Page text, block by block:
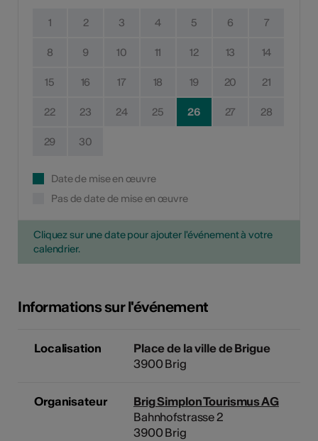
1 2 3 4 5 6 7
8 9 10 11 12 13 14
15 16 17 18 19 20 21
22 23 24 25 26 27 28
29 30
Date de mise en œuvre
Pas de date de mise en œuvre
Cliquez sur une date pour ajouter l'événement à votre
calendrier.
Informations sur l'événement
Localisation
Place de la ville de Brigue
3900 Brig
Organisateur
Brig Simplon Tourismus AG
Bahnhofstrasse 2
3900 Brig